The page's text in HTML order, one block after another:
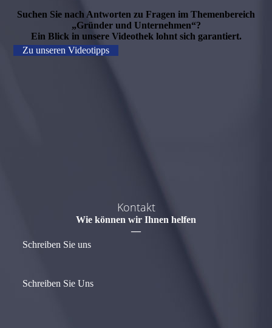
Suchen Sie nach Antworten zu Fragen im Themenbereich
„Gründer und Unternehmen“?
Ein Blick in unsere Videothek lohnt sich garantiert.
Zu unseren Videotipps
Kontakt
Wie können wir Ihnen helfen
—
Schreiben Sie uns
Schreiben Sie Uns